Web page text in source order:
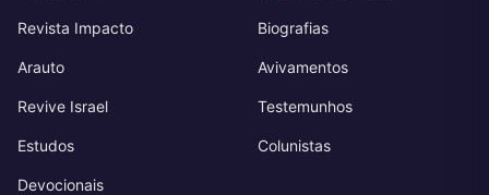
Revista Impacto
Arauto
Revive Israel
Estudos
Devocionais
Biografias
Avivamentos
Testemunhos
Colunistas